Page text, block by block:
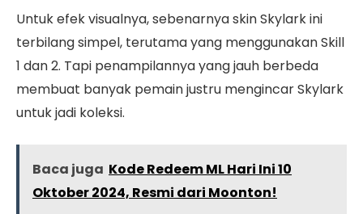
Untuk efek visualnya, sebenarnya skin Skylark ini
terbilang simpel, terutama yang menggunakan Skill
1 dan 2. Tapi penampilannya yang jauh berbeda
membuat banyak pemain justru mengincar Skylark
untuk jadi koleksi.
Baca juga Kode Redeem ML Hari Ini 10
Oktober 2024, Resmi dari Moonton!